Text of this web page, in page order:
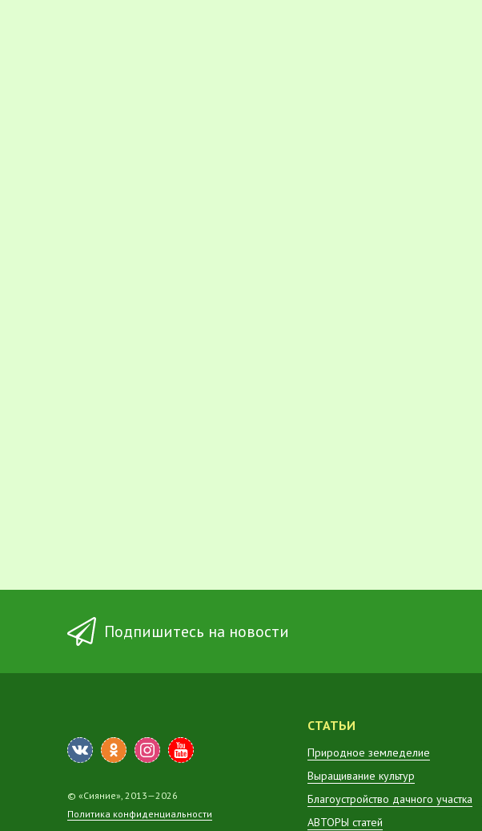
Подпишитесь на новости
© «Сияние», 2013—2026
Политика конфиденциальности
СТАТЬИ
Природное земледелие
Выращивание культур
Благоустройство дачного участка
АВТОРЫ статей